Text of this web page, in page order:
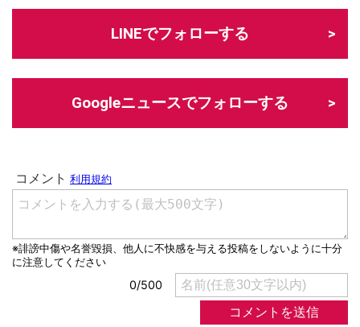
LINEでフォローする
Googleニュースでフォローする